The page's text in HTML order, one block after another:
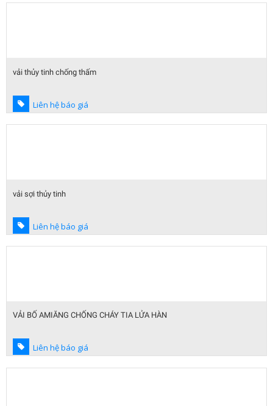
vải thủy tinh chống thấm
Liên hệ báo giá
vải sợi thủy tinh
Liên hệ báo giá
VẢI BỐ AMIĂNG CHỐNG CHÁY TIA LỬA HÀN
Liên hệ báo giá